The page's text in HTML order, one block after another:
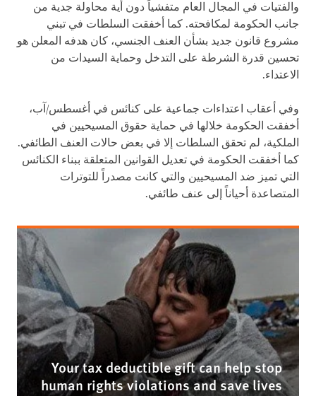
والفتيات في المجال العام متفشياً دون أية محاولة جدية من
جانب الحكومة لمكافحته. كما أخفقت السلطات في تبني
مشروع قانون جديد بشأن العنف الجنسي، كان هدفه المعلن هو
تحسين قدرة الشرطة على التدخل وحماية السيدات من
الاعتداء.
وفي أعقاب اعتداءات جماعية على كنائس في أغسطس/آب،
أخفقت الحكومة خلالها في حماية حقوق المسيحيين في
الملكية، لم تحقق السلطات إلا في بعض حالات العنف الطائفي.
كما أخفقت الحكومة في تعديل القوانين المتعلقة ببناء الكنائس
التي تميز ضد المسيحيين والتي كانت مصدراً للتوترات
المتصاعدة أحياناً إلى عنف طائفي.
Your tax deductible gift can help stop
human rights violations and save lives